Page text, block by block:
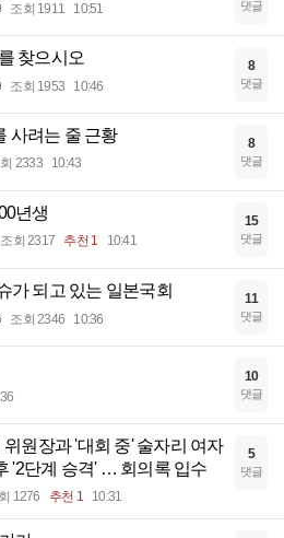
조회 1911 10:51 댓글
찾으시오
조회 1953 10:46
8
댓글
사려는 줄 근황
2333 10:43
8
댓글
년생
조회 2317 추천 1 10:41
15
댓글
가 되고 있는 일본국회
조회 2346 10:36
11
댓글
10
댓글
위원장과 '대회 중' 술자리 여자
'2단계 승격' … 회의록 입수
1276 추천 1 10:31
5
댓글